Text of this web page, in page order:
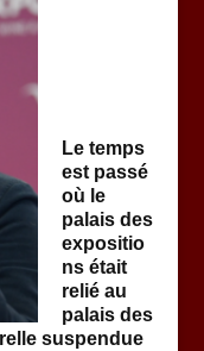
Le temps
est passé
où le
palais des
expositio
ns était
relié au
palais des
suspendue